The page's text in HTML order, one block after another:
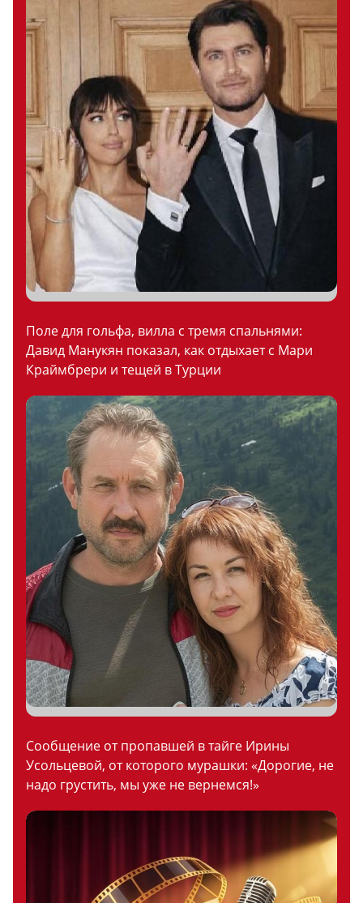
Поле для гольфа, вилла с тремя спальнями:
Давид Манукян показал, как отдыхает с Мари
Краймбрери и тещей в Турции
Сообщение от пропавшей в тайге Ирины
Усольцевой, от которого мурашки: «Дорогие, не
надо грустить, мы уже не вернемся!»